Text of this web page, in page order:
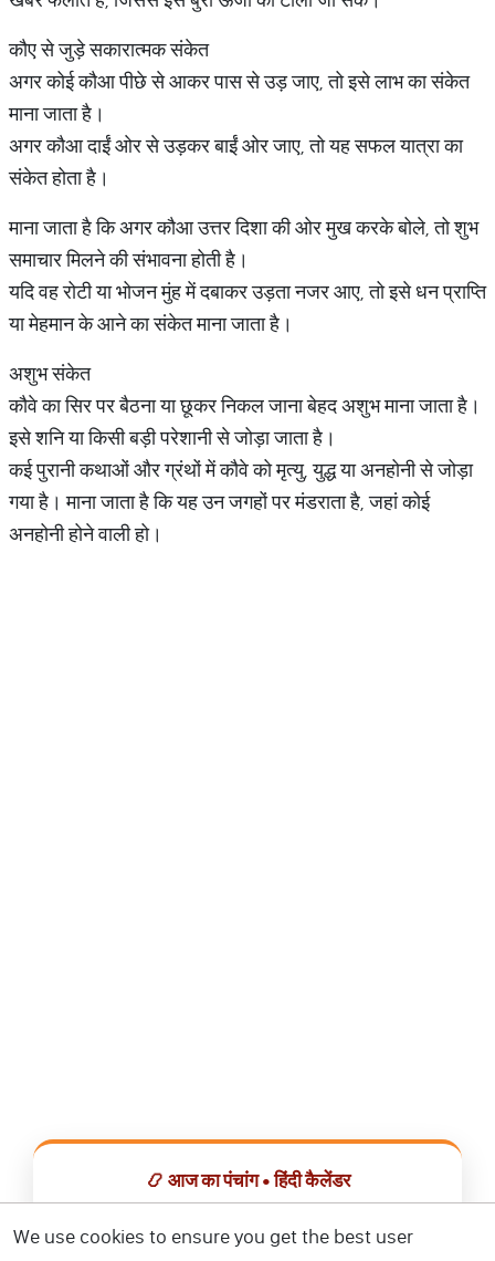
कौए से जुड़े सकारात्मक संकेत
अगर कोई कौआ पीछे से आकर पास से उड़ जाए, तो इसे लाभ का संकेत
माना जाता है।
अगर कौआ दाईं ओर से उड़कर बाईं ओर जाए, तो यह सफल यात्रा का
संकेत होता है।
माना जाता है कि अगर कौआ उत्तर दिशा की ओर मुख करके बोले, तो शुभ
समाचार मिलने की संभावना होती है।
यदि वह रोटी या भोजन मुंह में दबाकर उड़ता नजर आए, तो इसे धन प्राप्ति
या मेहमान के आने का संकेत माना जाता है।
अशुभ संकेत
कौवे का सिर पर बैठना या छूकर निकल जाना बेहद अशुभ माना जाता है।
इसे शनि या किसी बड़ी परेशानी से जोड़ा जाता है।
कई पुरानी कथाओं और ग्रंथों में कौवे को मृत्यु, युद्ध या अनहोनी से जोड़ा
गया है। माना जाता है कि यह उन जगहों पर मंडराता है, जहां कोई
अनहोनी होने वाली हो।
📿 आज का पंचांग • हिंदी कैलेंडर
We use cookies to ensure you get the best user